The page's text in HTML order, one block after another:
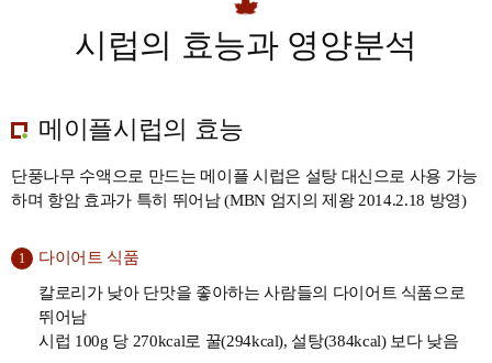
시럽의 효능과 영양분석
메이플시럽의 효능
단풍나무 수액으로 만드는 메이플 시럽은 설탕 대신으로 사용 가능
하며 항암 효과가 특히 뛰어남 (MBN 엄지의 제왕 2014.2.18 방영)
1
다이어트 식품
칼로리가 낮아 단맛을 좋아하는 사람들의 다이어트 식품으로
뛰어남
시럽 100g 당 270kcal로 꿀(294kcal), 설탕(384kcal) 보다 낮음